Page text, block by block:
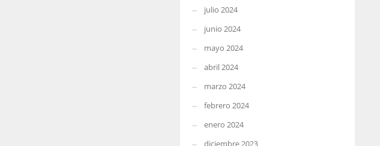
julio 2024
junio 2024
mayo 2024
abril 2024
marzo 2024
febrero 2024
enero 2024
diciembre 2023